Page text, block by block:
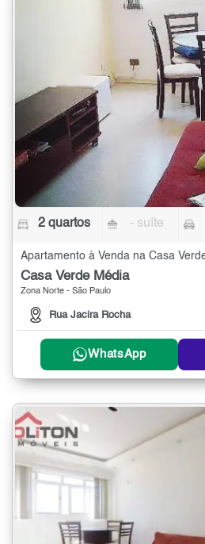
2 quartos - suíte
Casa Verde Média
Zona Norte - São Paulo
Rua Jacira Rocha
WhatsApp